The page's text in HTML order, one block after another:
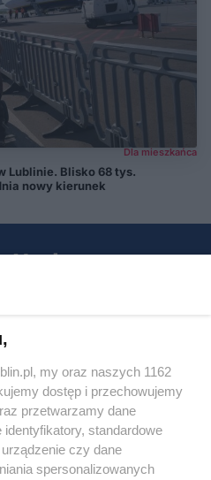
Dla mieszkańca
Lublinie. Blisko 68 tys.
nowy kierunek
z treści
my oraz naszych 1162
dostęp i przechowujemy
przetwarzamy dane
standardowe
czy dane
spersonalizowanych